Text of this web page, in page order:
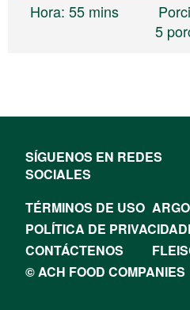
Hora: 55 mins
5
SÍGUENOS EN REDES
SOCIALES
TÉRMINOS DE USO
POLÍTICA DE PRIVACIDAD
CONTÁCTENOS
© ACH FOOD COMPANIES